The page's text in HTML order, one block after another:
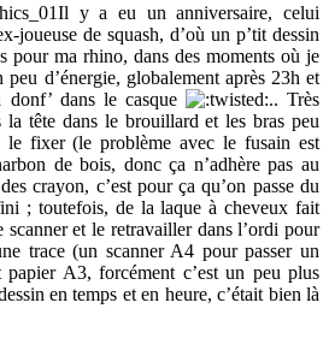
Il y a eu un anniversaire, celui
joueuse de squash, d’où un p’tit dessin
pour ma rhino, dans des moments où je
d’énergie, globalement après 23h et
dans le casque
.. Très
la tête dans le brouillard et les bras peu
fixer (le problème avec le fusain est
de bois, donc ça n’adhère pas au
crayon, c’est pour ça qu’on passe du
; toutefois, de la laque à cheveux fait
scanner et le retravailler dans l’ordi pour
trace (un scanner A4 pour passer un
papier A3, forcément c’est un peu plus
en temps et en heure, c’était bien là